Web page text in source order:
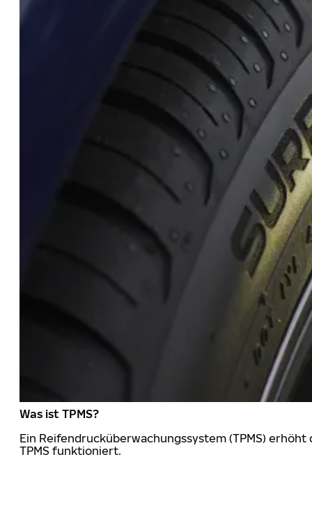
Was ist TPMS?
Ein Reifendrucküberwachungssystem (TPMS)
TPMS funktioniert.